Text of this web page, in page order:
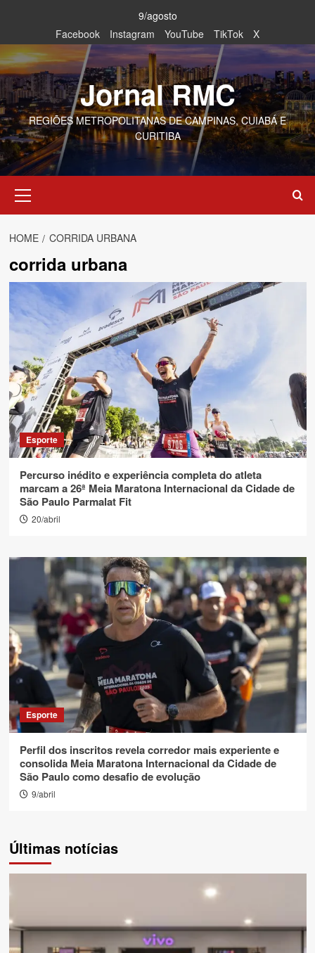
content
9/agosto
Facebook
Instagram YouTube TikTok X
Jornal RMC
REGIÕES METROPOLITANAS DE CAMPINAS, CUIABÁ E
CURITIBA
Menu
HOME CORRIDA URBANA
corrida urbana
Esporte
Percurso inédito e experiência completa do atleta
marcam a 26ª Meia Maratona Internacional da Cidade de
São Paulo Parmalat Fit
20/abril
Esporte
Perfil dos inscritos revela corredor mais experiente e
consolida Meia Maratona Internacional da Cidade de
São Paulo como desafio de evolução
9/abril
Últimas notícias